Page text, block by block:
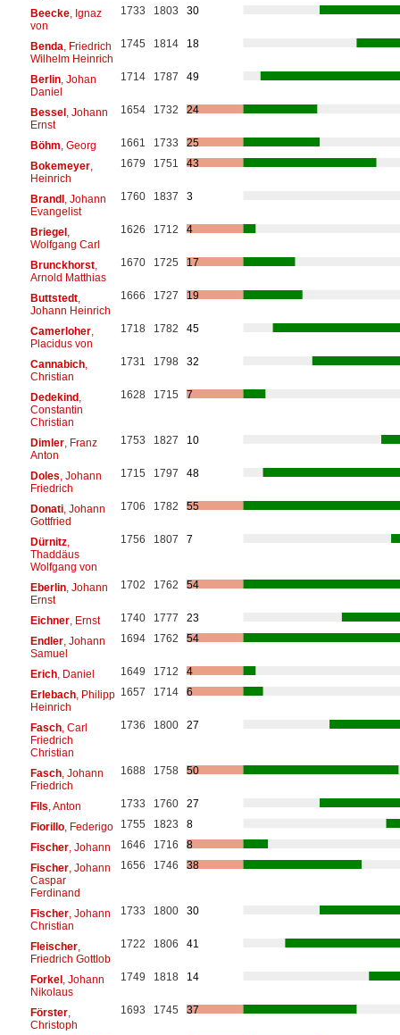
Beecke, Ignaz
von
1733 1803 30
Benda , Friedrich
Wilhelm Heinrich
1745 1814 18
Berlin, Johan
Daniel
1714 1787 49
Bessel, Johann
Ernst
1654 1732 24
Böhm , Georg 1661 1733
25
Bokemeyer,
Heinrich
1679 1751 43
Brandl, Johann
Evangelist
1760 1837 3
Briegel,
Wolfgang Carl
1626 1712 4
Brunckhorst,
Arnold Matthias
1670 1725 17
Buttstedt,
Johann Heinrich
1666 1727 19
Camerloher,
Placidus von
1718 1782 45
Cannabich,
Christian
1731 1798 32
Dedekind,
Constantin
Christian
1628 1715 7
Dimler, Franz
Anton
1753 1827 10
Doles , Johann
Friedrich
1715 1797 48
Donati, Johann
Gottfried
1706 1782 55
Dürnitz,
Thaddäus
Wolfgang von
1756 1807 7
Eberlin, Johann
Ernst
1702 1762 54
Eichner, Ernst 1740 1777
23
Endler, Johann
Samuel
1694 1762 54
Erich, Daniel 1649 1712
4
Erlebach, Philipp
Heinrich
1657 1714 6
Fasch, Carl
Friedrich
Christian
1736 1800 27
Fasch, Johann
Friedrich
1688 1758 50
Fils , Anton 1733 1760
27
Fiorillo, Federigo 1755 1823
8
Fischer, Johann 1646 1716
8
Fischer, Johann
Caspar
Ferdinand
1656 1746 38
Fischer, Johann
Christian
1733 1800 30
Fleischer,
Friedrich Gottlob
1722 1806 41
Forkel, Johann
Nikolaus
1749 1818 14
Förster,
Christoph
1693 1745 37